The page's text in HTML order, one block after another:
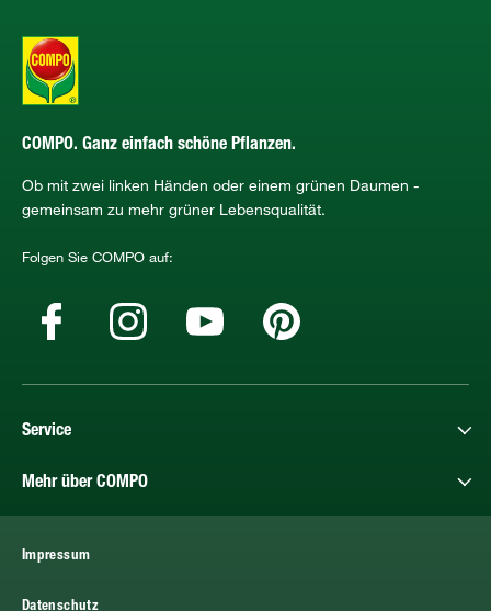
COMPO. Ganz einfach schöne Pflanzen.
Ob mit zwei linken Händen oder einem grünen Daumen -
gemeinsam zu mehr grüner Lebensqualität.
Folgen Sie COMPO auf:
Service
Mehr über COMPO
Impressum
Datenschutz